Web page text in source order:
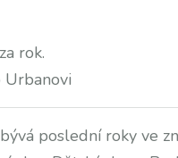
rok.
Urbanovi
poslední roky ve